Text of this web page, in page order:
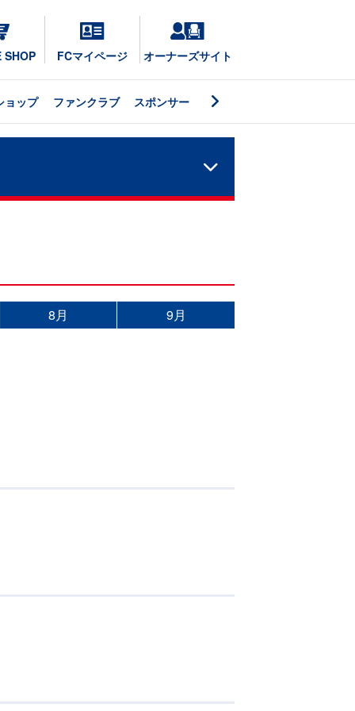
SHOP FCマイページ オーナーズサイト
ョップ ファンクラブ スポンサー
8月 9月